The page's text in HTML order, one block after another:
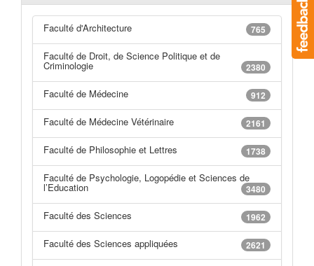
Faculté d'Architecture 765
Faculté de Droit, de Science Politique et de
Criminologie 2380
Faculté de Médecine 912
Faculté de Médecine Vétérinaire 2161
Faculté de Philosophie et Lettres 1738
Faculté de Psychologie, Logopédie et Sciences de
l’Education 3480
Faculté des Sciences 1962
Faculté des Sciences appliquées 2621